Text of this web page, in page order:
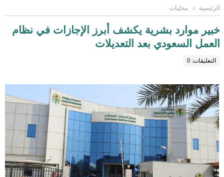
الرئيسية › محليات
خبير موارد بشرية يكشف أبرز الإجازات في نظام
العمل السعودي بعد التعديلات
التعليقات: 0